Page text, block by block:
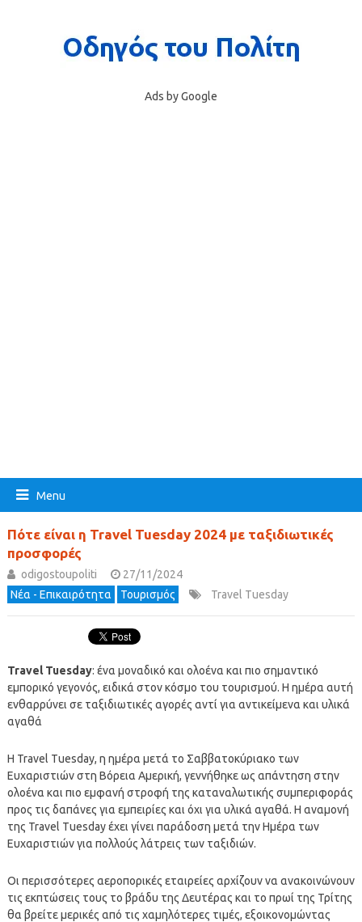
Ads by Google
Menu
Πότε είναι η Travel Tuesday 2024 με ταξιδιωτικές
προσφορές
odigostoupoliti
27/11/2024
Νέα - Επικαιρότητα
Τουρισμός Travel Tuesday
Travel Tuesday: ένα μοναδικό και ολοένα και πιο σημαντικό
εμπορικό γεγονός, ειδικά στον κόσμο του τουρισμού. Η ημέρα αυτή
ενθαρρύνει σε ταξιδιωτικές αγορές αντί για αντικείμενα και υλικά
αγαθά
Η Travel Tuesday, η ημέρα μετά το Σαββατοκύριακο των
Ευχαριστιών στη Βόρεια Αμερική, γεννήθηκε ως απάντηση στην
ολοένα και πιο εμφανή στροφή της καταναλωτικής συμπεριφοράς
προς τις δαπάνες για εμπειρίες και όχι για υλικά αγαθά. Η αναμονή
της Travel Tuesday έχει γίνει παράδοση μετά την Ημέρα των
Ευχαριστιών για πολλούς λάτρεις των ταξιδιών.
Οι περισσότερες αεροπορικές εταιρείες αρχίζουν να ανακοινώνουν
τις εκπτώσεις τους το βράδυ της Δευτέρας και το πρωί της Τρίτης
θα βρείτε μερικές από τις χαμηλότερες τιμές, εξοικονομώντας